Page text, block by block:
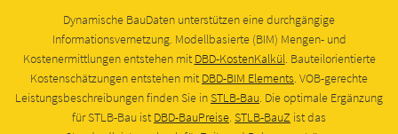
Dynamische BauDaten unterstützen eine durchgängige
Informationsvernetzung. Modellbasierte (BIM) Mengen- und
Kostenermittlungen entstehen mit DBD-KostenKalkül. Bauteilorientierte
Kostenschätzungen entstehen mit DBD-BIM Elements. VOB-gerechte
Leistungsbeschreibungen finden Sie inSTLB-Bau. Die optimale Ergänzung
für STLB-Bau ist DBD-BauPreise. STLB-BauZ ist das